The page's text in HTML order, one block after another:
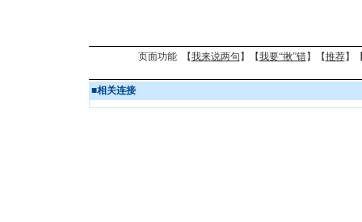
页面功能 【我来说两句 】【我要“揪”错】【推荐】
■相关连接